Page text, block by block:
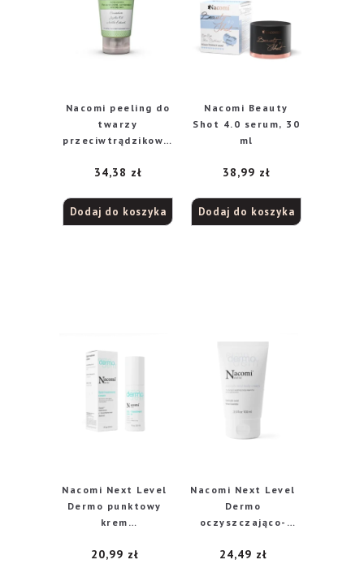
Nacomi peeling do
twarzy
przeciwtrądzikowy,
34,38 zł
Dodaj do koszyka
Nacomi Beauty
Shot 4.0 serum, 30
ml
38,99 zł
Dodaj do koszyka
Nacomi Next Level
Dermo punktowy
krem
niedoskonałościom,
20,99 zł
Nacomi Next Level
Dermo
oczyszczająco-
ciała z kwasem
24,49 zł